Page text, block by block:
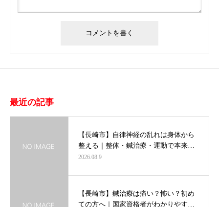
最近の記事
【長崎市】自律神経の乱れは身体から
整える｜整体・鍼治療・運動で本来…
2026.08.9
【長崎市】鍼治療は痛い？怖い？初め
ての方へ｜国家資格者がわかりやす…